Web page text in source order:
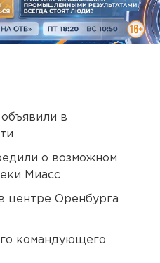
в
о возможном
Миасс
центре Оренбурга
командующего